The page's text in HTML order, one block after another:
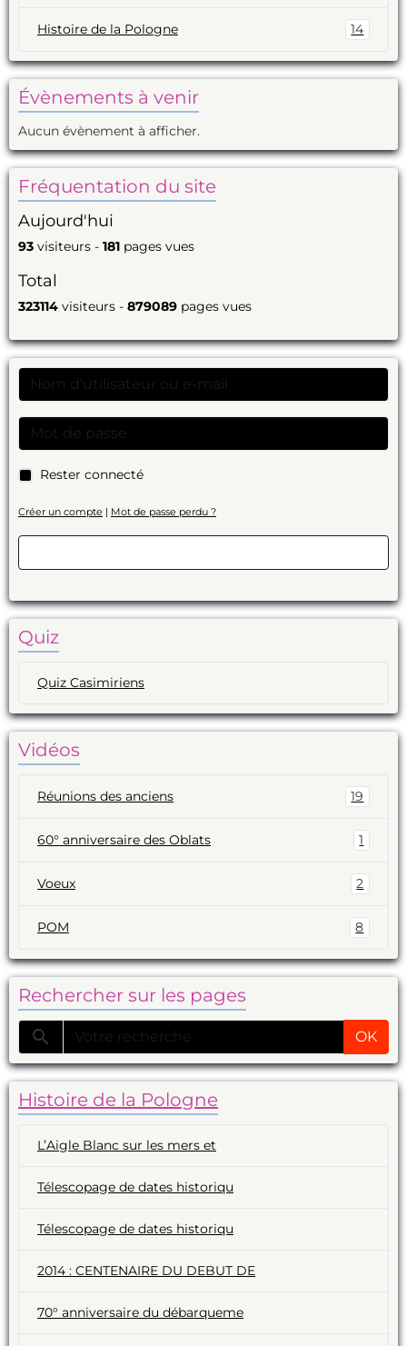
Histoire de la Pologne 14
Évènements à venir
Aucun évènement à afficher.
Fréquentation du site
Aujourd'hui
93 visiteurs - 181 pages vues
Total
323114 visiteurs - 879089 pages vues
Rester connecté
Créer un compte | Mot de passe perdu ?
Quiz
Quiz Casimiriens
Vidéos
Réunions des anciens 19
60° anniversaire des Oblats 1
Voeux 2
POM 8
Rechercher sur les pages
OK
Histoire de la Pologne
L’Aigle Blanc sur les mers et
Télescopage de dates historiqu
Télescopage de dates historiqu
2014 : CENTENAIRE DU DEBUT DE
70° anniversaire du débarqueme